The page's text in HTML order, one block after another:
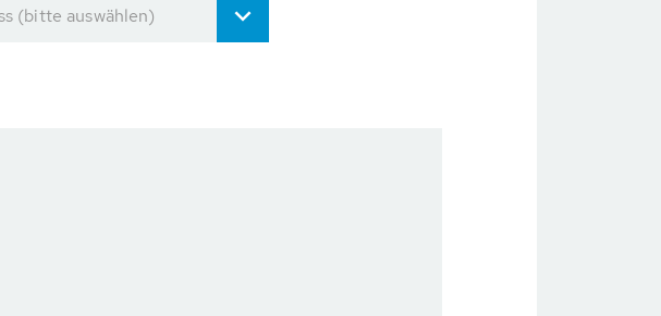
(bitte auswählen)